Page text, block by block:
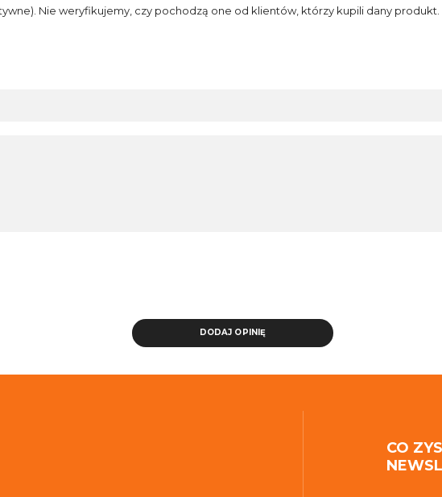
Nie weryfikujemy, czy pochodzą one od klientów, którzy kupili dany produkt.
DODAJ OPINIĘ
CO